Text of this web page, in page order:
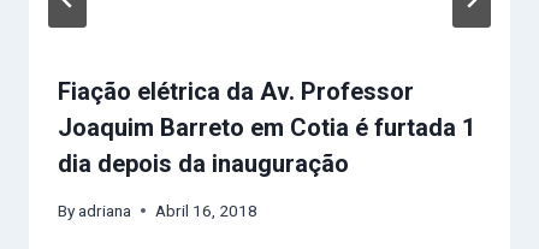
Fiação elétrica da Av. Professor
Joaquim Barreto em Cotia é furtada 1
dia depois da inauguração
Byadriana Abril 16, 2018